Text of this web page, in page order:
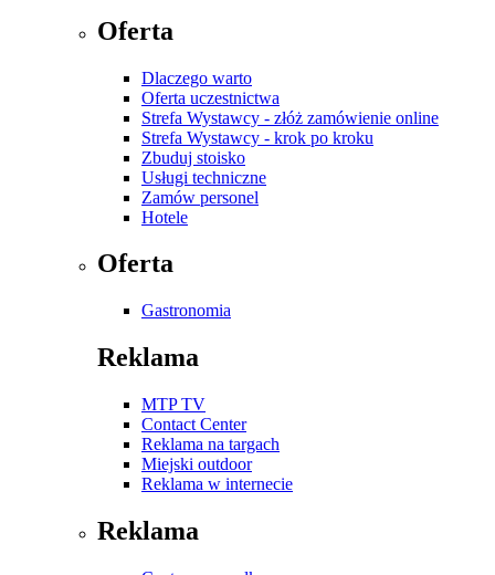
Oferta
Dlaczego warto
Oferta uczestnictwa
Strefa Wystawcy - złóż zamówienie online
Strefa Wystawcy - krok po kroku
Zbuduj stoisko
Usługi techniczne
Zamów personel
Hotele
Oferta
Gastronomia
Reklama
MTP TV
Contact Center
Reklama na targach
Miejski outdoor
Reklama w internecie
Reklama